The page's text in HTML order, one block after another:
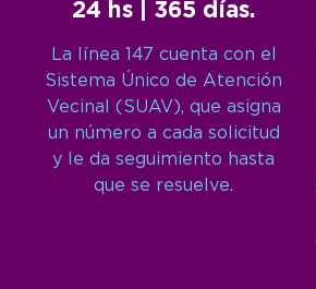
24 hs | 365 días.
La línea 147 cuenta con el
Sistema Único de Atención
Vecinal (SUAV), que asigna
un número a cada solicitud
y le da seguimiento hasta
que se resuelve.